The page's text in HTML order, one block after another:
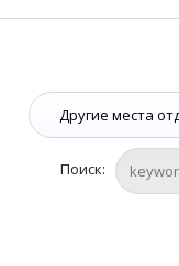
Поиск: